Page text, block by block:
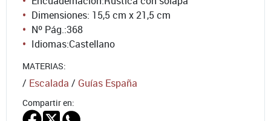
Dimensiones: 15,5 cm x 21,5 cm
Nº Pág.:368
Idiomas:Castellano
MATERIAS:
/ Escalada / Guías España
Compartir en: